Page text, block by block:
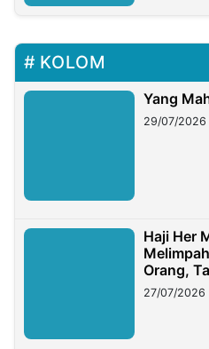
KOLOM
Yang
29/07/
Haji Her
Orang,
27/07/2026